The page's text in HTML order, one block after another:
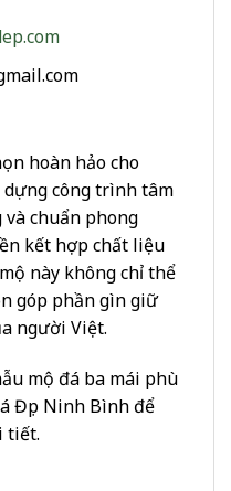
hoàn hảo cho
công trình tâm
chuẩn phong
kết hợp chất liệu
này không chỉ thể
góp phần gìn giữ
người Việt.
mộ đá ba mái phù
Đẹp Ninh Bình để
tiết.